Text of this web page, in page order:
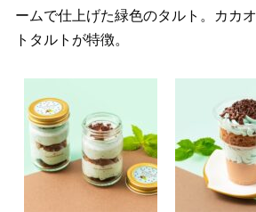
ームで仕上げた緑色のタルト。カカ
トタルトが特徴。